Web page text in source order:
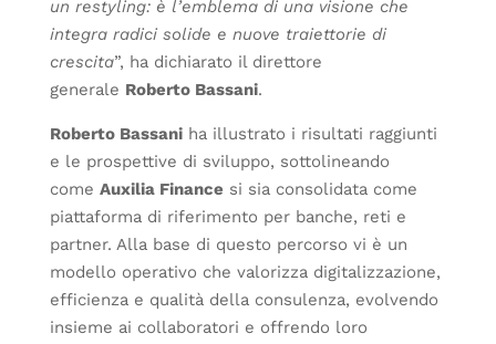
un restyling: è l’emblema di una visione che
integra radici solide e nuove traiettorie di
crescita”, ha dichiarato il direttore
generale Roberto Bassani.
Roberto Bassani ha illustrato i risultati raggiunti
e le prospettive di sviluppo, sottolineando
come Auxilia Finance si sia consolidata come
piattaforma di riferimento per banche, reti e
partner. Alla base di questo percorso vi è un
modello operativo che valorizza digitalizzazione,
efficienza e qualità della consulenza, evolvendo
insieme ai collaboratori e offrendo loro